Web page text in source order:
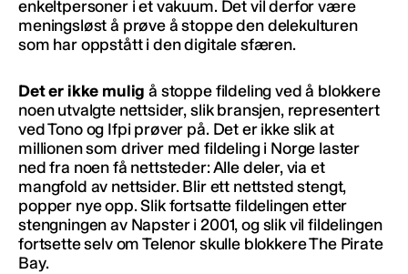
enkeltpersoner i et vakuum. Det vil derfor være
meningsløst å prøve å stoppe den delekulturen
som har oppstått i den digitale sfæren.
Det er ikke mulig å stoppe fildeling ved å blokkere
noen utvalgte nettsider, slik bransjen, representert
ved Tono og Ifpi prøver på. Det er ikke slik at
millionen som driver med fildeling i Norge laster
ned fra noen få nettsteder: Alle deler, via et
mangfold av nettsider. Blir ett nettsted stengt,
popper nye opp. Slik fortsatte fildelingen etter
stengningen av Napster i 2001, og slik vil fildelingen
fortsette selv om Telenor skulle blokkere The Pirate
Bay.